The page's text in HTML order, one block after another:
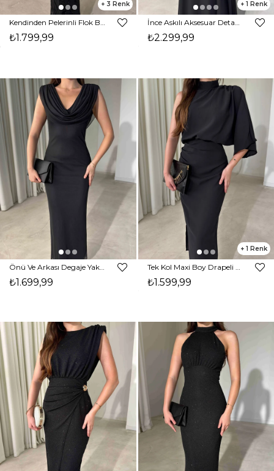
3
₺1.799,99
1
₺2.299,99
₺1.699,99
1
₺1.599,99